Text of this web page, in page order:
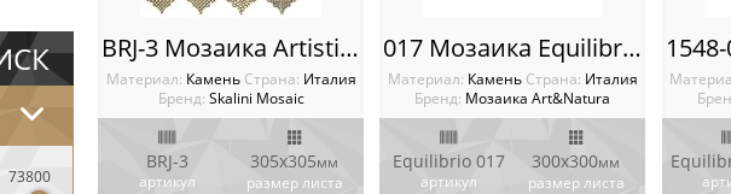
73800
BRJ-3 Мозаика Artistic Stone Burj
Материал: Камень Cтрана: Италия
Бренд: Skalini Mosaic
BRJ-3
артикул
305x305мм
размер листа
017 Мозаика Equilibrio
Материал: Камень Cтрана: Италия
Бренд: Мозаика Art&Natura
Equilibrio 017
артикул
300x300мм
размер листа